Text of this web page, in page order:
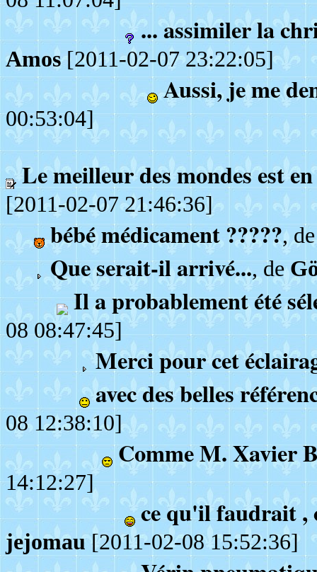
... assimiler la
Amos[2011-02-07 23:22:05]
Aussi, je me
00:53:04]
Le meilleur des mondes est
[2011-02-07 21:46:36]
bébé médicament ?????,
Que serait-il arrivé..., de
Il a probablement été
08 08:47:45]
Merci pour cet
avec des belles
08 12:38:10]
Comme M. Xavier
14:12:27]
ce qu'il faudrait ,
jejomau[2011-02-08 15:52:36]